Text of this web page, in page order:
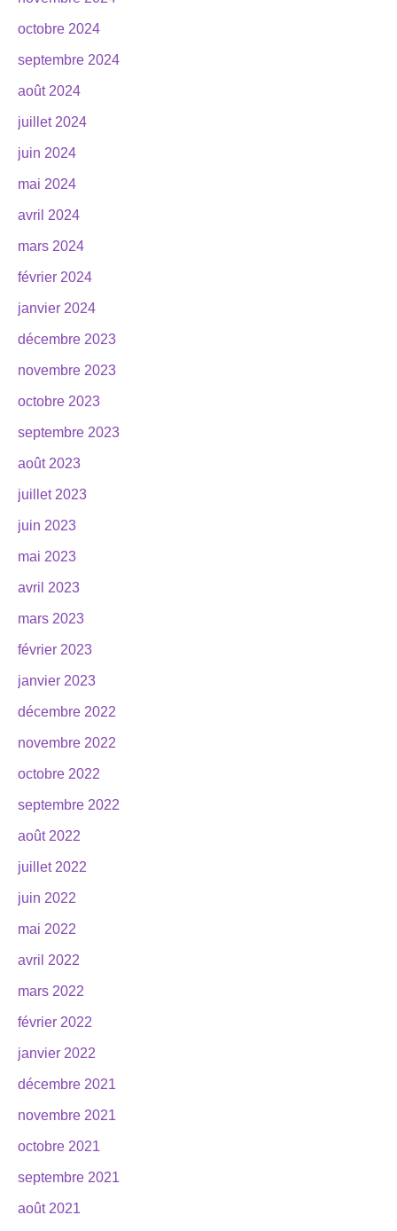
octobre 2024
septembre 2024
août 2024
juillet 2024
juin 2024
mai 2024
avril 2024
mars 2024
février 2024
janvier 2024
décembre 2023
novembre 2023
octobre 2023
septembre 2023
août 2023
juillet 2023
juin 2023
mai 2023
avril 2023
mars 2023
février 2023
janvier 2023
décembre 2022
novembre 2022
octobre 2022
septembre 2022
août 2022
juillet 2022
juin 2022
mai 2022
avril 2022
mars 2022
février 2022
janvier 2022
décembre 2021
novembre 2021
octobre 2021
septembre 2021
août 2021